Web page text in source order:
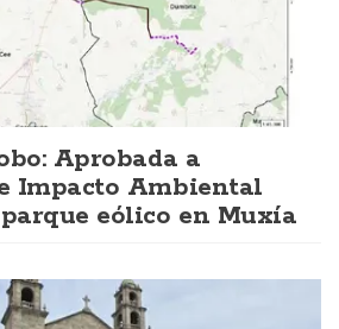
Aprobada a
Impacto Ambiental
eólico en Muxía